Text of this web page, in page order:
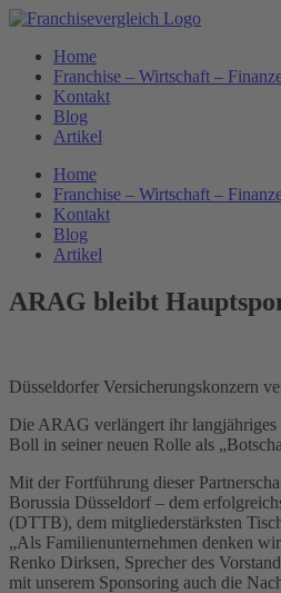
Zum
springenHome
Franchise – Wirtschaft –
Kontakt
Blog
Artikel
Home
Franchise – Wirtschaft –
Kontakt
Blog
Artikel
ARAG bleibt
Düsseldorfer Versicherungskonzern
Die ARAG verlängert ihr langjähriges
Boll in seiner neuen Rolle als
Mit der Fortführung dieser
Borussia Düsseldorf – dem
(DTTB), dem mitgliederstärksten
„Als Familienunternehmen denken
Renko Dirksen, Sprecher des
mit unserem Sponsoring auch die